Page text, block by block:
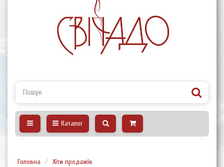
Каталог
Головна
Хіти продажів